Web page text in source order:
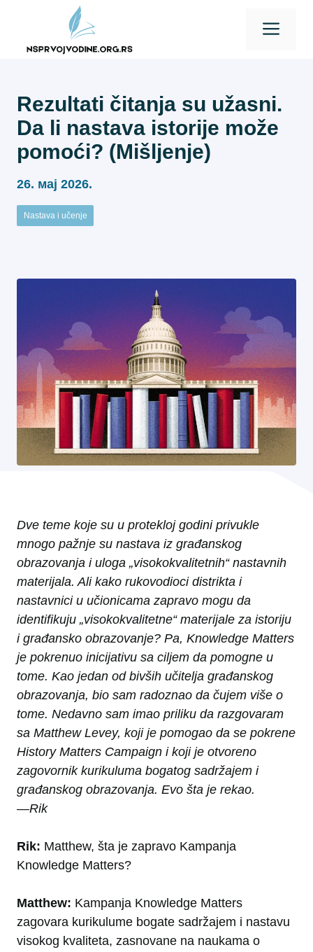
content
Rezultati čitanja su užasni.
Da li nastava istorije može
pomoći? (Mišljenje)
26. мај 2026.
Nastava i učenje
Dve teme koje su u protekloj godini privukle
mnogo pažnje su nastava iz građanskog
obrazovanja i uloga „visokokvalitetnih“ nastavnih
materijala. Ali kako rukovodioci distrikta i
nastavnici u učionicama zapravo mogu da
identifikuju „visokokvalitetne“ materijale za istoriju
i građansko obrazovanje? Pa, Knowledge Matters
je pokrenuo inicijativu sa ciljem da pomogne u
tome. Kao jedan od bivših učitelja građanskog
obrazovanja, bio sam radoznao da čujem više o
tome. Nedavno sam imao priliku da razgovaram
sa Matthew Levey, koji je pomogao da se pokrene
History Matters Campaign i koji je otvoreno
zagovornik kurikuluma bogatog sadržajem i
građanskog obrazovanja. Evo šta je rekao.
—Rik
Rik: Matthew, šta je zapravo Kampanja
Knowledge Matters?
Matthew: Kampanja Knowledge Matters
zagovara kurikulume bogate sadržajem i nastavu
visokog kvaliteta, zasnovane na naukama o